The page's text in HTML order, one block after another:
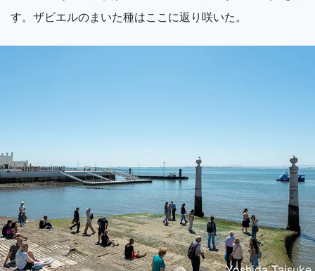
す。ザビエルのまいた種はここに返り咲いた。